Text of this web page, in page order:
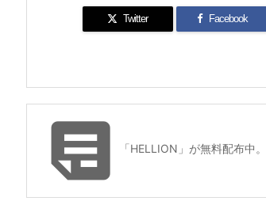
Twitter Facebook
 「HELLION」が無料配布中。